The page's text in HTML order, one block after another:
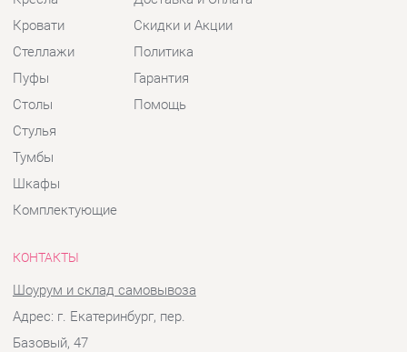
Стулья
Тумбы
Шкафы
Комплектующие
КОНТАКТЫ
Шоурум и склад самовывоза
Адрес: г. Екатеринбург, пер.
Базовый, 47
Часы работы:
Пн - Пт:10:00 - 18:00 (GMT+5)
Отправить сообщение